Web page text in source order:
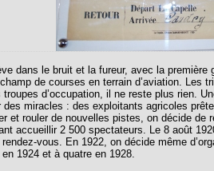
dans le bruit et la fureur, avec la première
de courses en terrain d’aviation. Les
d’occupation, il ne reste plus rien.
des miracles : des exploitants agricoles
et rouler de nouvelles pistes, on décide de
accueillir 2 500 spectateurs. Le 8 août
vous. En 1922, on décide même
1924 et à quatre en 1928.